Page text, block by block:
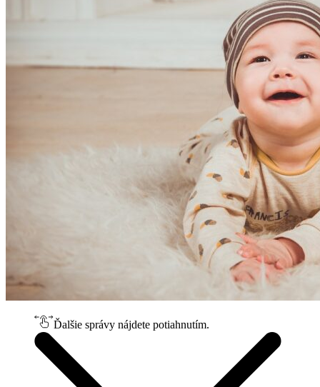
Ďalšie správy nájdete potiahnutím.